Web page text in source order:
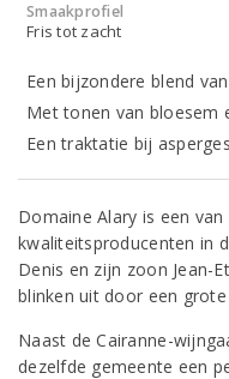
Smaakprofiel
Fris tot zacht
Een bijzondere blend
Met tonen van bloesem
Een traktatie bij
Domaine Alary is een
kwaliteitsproducenten in
Denis en zijn zoon Jean-
blinken uit door een
Naast de Cairanne-
dezelfde gemeente een